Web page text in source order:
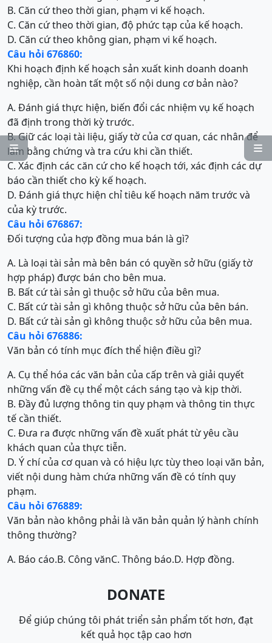


B. Căn cứ theo thời gian, phạm vi kế hoạch.
C. Căn cứ theo thời gian, độ phức tạp của kế hoạch.
D. Căn cứ theo không gian, phạm vi kế hoạch.
Câu hỏi 676860:
Khi hoạch định kế hoạch sản xuất kinh doanh doanh
nghiệp, cần hoàn tất một số nội dung cơ bản nào?
A. Đánh giá thực hiện, biến đổi các nhiệm vụ kế hoạch
đã định trong thời kỳ trước.
B. Giữ các loại tài liệu, giấy tờ của cơ quan, các nhân để
làm bằng chứng và tra cứu khi cần thiết.
C. Xác định các căn cứ cho kế hoạch tới, xác định các dự
báo cần thiết cho kỳ kế hoạch.
D. Đánh giá thực hiện chỉ tiêu kế hoạch năm trước và
của kỳ trước.
Câu hỏi 676867:
Đối tượng của hợp đồng mua bán là gì?
A. Là loại tài sản mà bên bán có quyền sở hữu (giấy tờ
hợp pháp) được bán cho bên mua.
B. Bất cứ tài sản gì thuộc sở hữu của bên mua.
C. Bất cứ tài sản gì không thuộc sở hữu của bên bán.
D. Bất cứ tài sản gì không thuộc sở hữu của bên mua.
Câu hỏi 676886:
Văn bản có tính mục đích thể hiện điều gì?
A. Cụ thể hóa các văn bản của cấp trên và giải quyết
những vấn đề cụ thể một cách sáng tạo và kịp thời.
B. Đầy đủ lượng thông tin quy phạm và thông tin thực
tế cần thiết.
C. Đưa ra được những vấn đề xuất phát từ yêu cầu
khách quan của thực tiễn.
D. Ý chí của cơ quan và có hiệu lực tùy theo loại văn bản,
viết nội dung hàm chứa những vấn đề có tính quy
phạm.
Câu hỏi 676889:
Văn bản nào không phải là văn bản quản lý hành chính
thông thường?
A. Báo cáo.B. Công vănC. Thông báo.D. Hợp đồng.
DONATE
Để giúp chúng tôi phát triển sản phẩm tốt hơn, đạt
kết quả học tập cao hơn